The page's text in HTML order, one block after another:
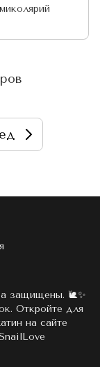
защищены. 🐌✨
Откройте для
на сайте